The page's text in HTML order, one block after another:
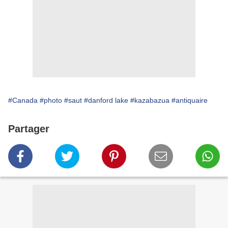
#Canada #photo #saut #danford lake #kazabazua #antiquaire
Partager